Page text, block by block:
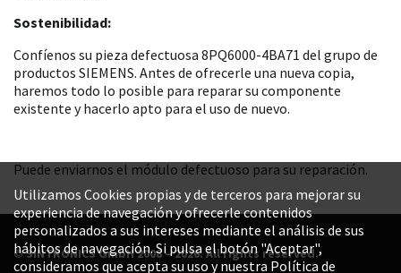
Sostenibilidad:
Confíenos su pieza defectuosa 8PQ6000-4BA71 del grupo de
productos SIEMENS. Antes de ofrecerle una nueva copia,
haremos todo lo posible para reparar su componente
existente y hacerlo apto para el uso de nuevo.
Puede enviarnos el módulo defectuoso para su reparación.
© SINTRONICS GmbH 2008 – 2026. All rights reserved.
Utilizamos Cookies propias y de terceros para mejorar su
experiencia de navegación y ofrecerle contenidos
personalizados a sus intereses mediante el análisis de sus
hábitos de navegación. Si pulsa el botón "Aceptar",
consideramos que acepta su uso y nuestra Política de